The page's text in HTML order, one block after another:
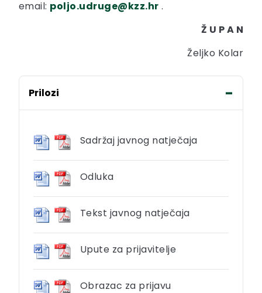
email: poljo.udruge@kzz.hr .
Ž U P A N
Željko Kolar
Prilozi
Sadržaj javnog natječaja
Odluka
Tekst javnog natječaja
Upute za prijavitelje
Obrazac za prijavu